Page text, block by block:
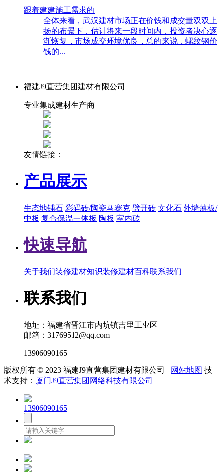
跟着建建施工需求的
全体来看，武汉建材市场正在价钱和成交量双双上
扬的布景下，估计将来一段时间内，投资者决心逐
渐恢复，市场成交环境优良，总的来说，螺纹钢价
钱的...
福建J9直营集团建材有限公司
专业集成建材生产商
友情链接：
产品展示
生态地铺石 彩码砖/陶瓷马赛克 劈开砖 文化石 外墙薄板/
中板 复合保温一体板 陶板 室内砖
快速导航
关于我们装修建材知识装修建材百科联系我们
联系我们
地址：福建省晋江市内坑镇吉里工业区
邮箱：31769512@qq.com
13906090165
版权所有 © 2023 福建J9直营集团建材有限公司 网站地图 技
术支持： 厦门J9直营集团网络科技有限公司
13906090165